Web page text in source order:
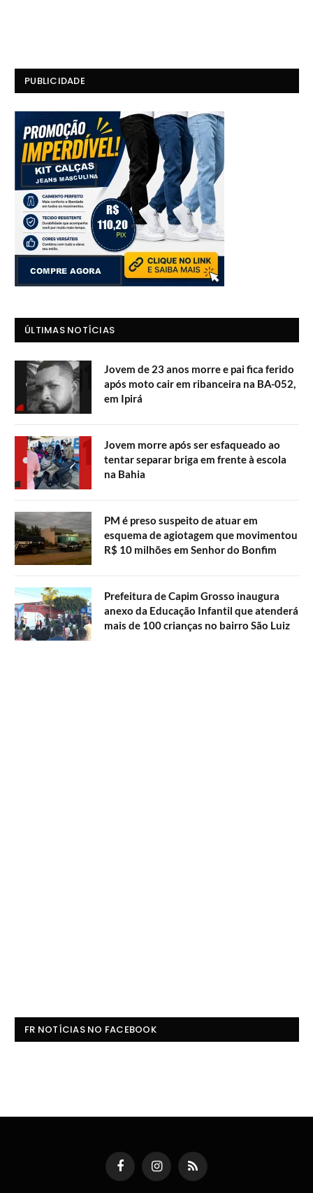
PUBLICIDADE
ÚLTIMAS NOTÍCIAS
Jovem de 23 anos morre e pai fica ferido
após moto cair em ribanceira na BA-052,
em Ipirá
Jovem morre após ser esfaqueado ao
tentar separar briga em frente à escola
na Bahia
PM é preso suspeito de atuar em
esquema de agiotagem que movimentou
R$ 10 milhões em Senhor do Bonfim
Prefeitura de Capim Grosso inaugura
anexo da Educação Infantil que atenderá
mais de 100 crianças no bairro São Luiz
FR NOTÍCIAS NO FACEBOOK
FacebookInstagramRSS